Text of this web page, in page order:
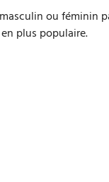
ou féminin
plus populaire.